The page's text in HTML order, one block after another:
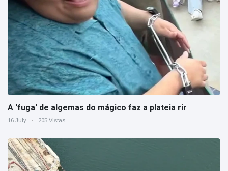
A 'fuga' de algemas do mágico faz a plateia rir
16 July 205 Vistas